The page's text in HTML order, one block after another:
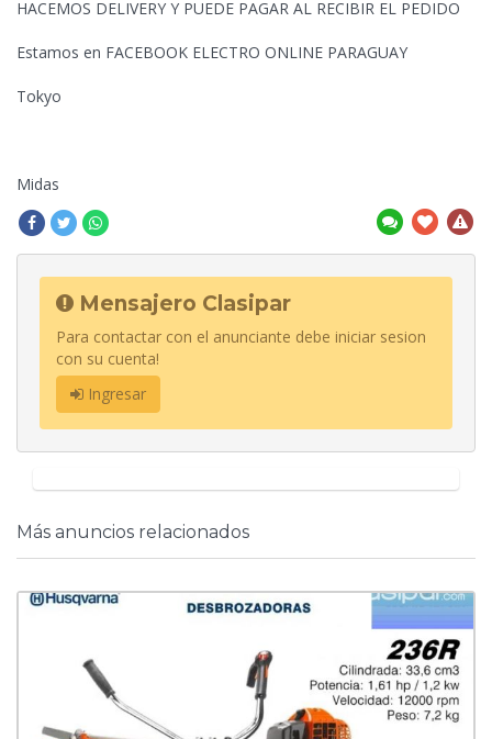
HACEMOS DELIVERY Y PUEDE PAGAR AL RECIBIR EL PEDIDO
Estamos en FACEBOOK ELECTRO ONLINE PARAGUAY
Tokyo
Midas
Mensajero Clasipar
Para contactar con el anunciante debe iniciar sesion
con su cuenta!
Ingresar
Más anuncios relacionados